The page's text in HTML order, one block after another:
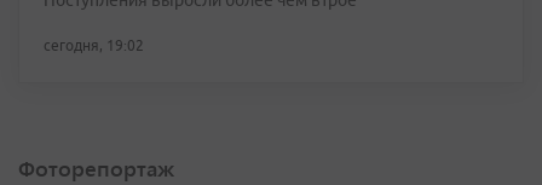
сегодня, 19:02
Фоторепортаж